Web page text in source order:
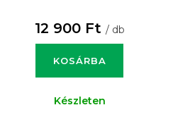
12 900 Ft / db
KOSÁRBA
Készleten